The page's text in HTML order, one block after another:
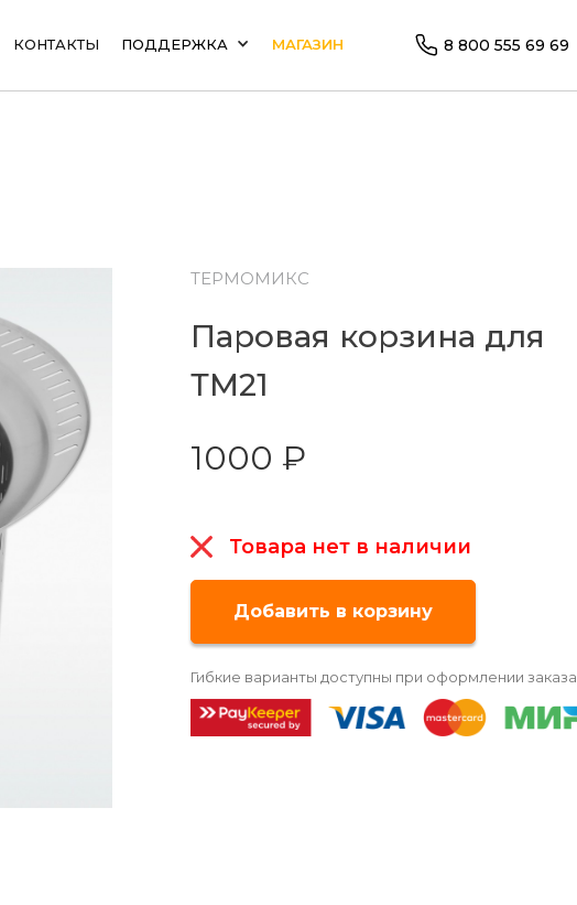
КОНТАКТЫ ПОДДЕРЖКА МАГАЗИН 8 800 555 69 69
ТЕРМОМИКС
Паровая корзина для
ТМ21
1000 ₽
Товара нет в наличии
Гибкие варианты доступны при оформлении заказа